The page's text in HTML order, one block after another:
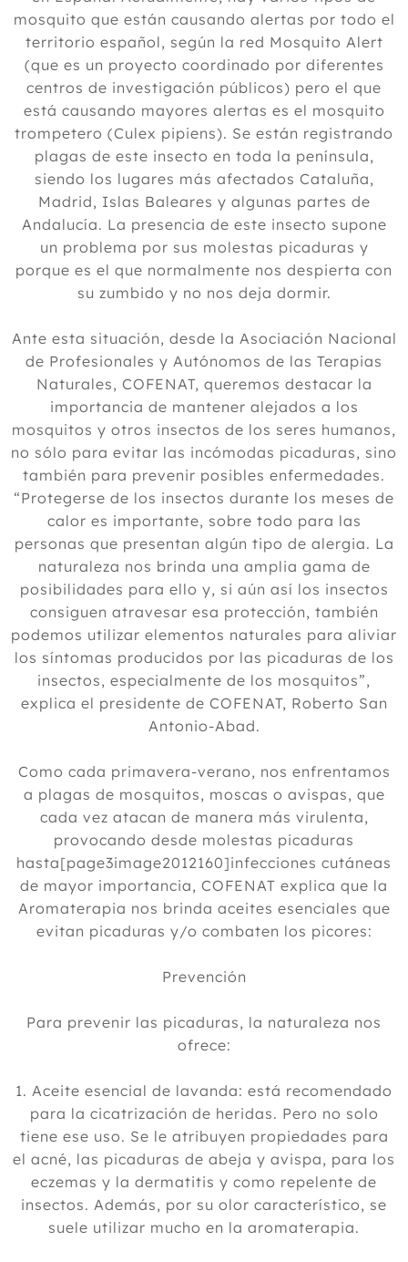
mosquito que están causando alertas por todo el
territorio español, según la red Mosquito Alert
(que es un proyecto coordinado por diferentes
centros de investigación públicos) pero el que
está causando mayores alertas es el mosquito
trompetero (Culex pipiens). Se están registrando
plagas de este insecto en toda la península,
siendo los lugares más afectados Cataluña,
Madrid, Islas Baleares y algunas partes de
Andalucía. La presencia de este insecto supone
un problema por sus molestas picaduras y
porque es el que normalmente nos despierta con
su zumbido y no nos deja dormir.
Ante esta situación, desde la Asociación Nacional
de Profesionales y Autónomos de las Terapias
Naturales, COFENAT, queremos destacar la
importancia de mantener alejados a los
mosquitos y otros insectos de los seres humanos,
no sólo para evitar las incómodas picaduras, sino
también para prevenir posibles enfermedades.
“Protegerse de los insectos durante los meses de
calor es importante, sobre todo para las
personas que presentan algún tipo de alergia. La
naturaleza nos brinda una amplia gama de
posibilidades para ello y, si aún así los insectos
consiguen atravesar esa protección, también
podemos utilizar elementos naturales para aliviar
los síntomas producidos por las picaduras de los
insectos, especialmente de los mosquitos”,
explica el presidente de COFENAT, Roberto San
Antonio-Abad.
Como cada primavera-verano, nos enfrentamos
a plagas de mosquitos, moscas o avispas, que
cada vez atacan de manera más virulenta,
provocando desde molestas picaduras
hasta[page3image2012160]infecciones cutáneas
de mayor importancia, COFENAT explica que la
Aromaterapia nos brinda aceites esenciales que
evitan picaduras y/o combaten los picores:
Prevención
Para prevenir las picaduras, la naturaleza nos
ofrece:
1. Aceite esencial de lavanda: está recomendado
para la cicatrización de heridas. Pero no solo
tiene ese uso. Se le atribuyen propiedades para
el acné, las picaduras de abeja y avispa, para los
eczemas y la dermatitis y como repelente de
insectos. Además, por su olor característico, se
suele utilizar mucho en la aromaterapia.